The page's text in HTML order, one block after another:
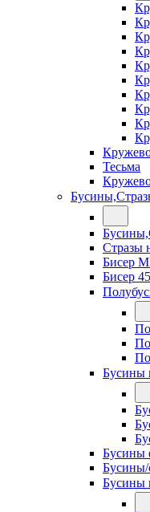
Тесьма
Стразы
Бисер
Бисер
Бусины
Бусины
Бусины/
Бусины